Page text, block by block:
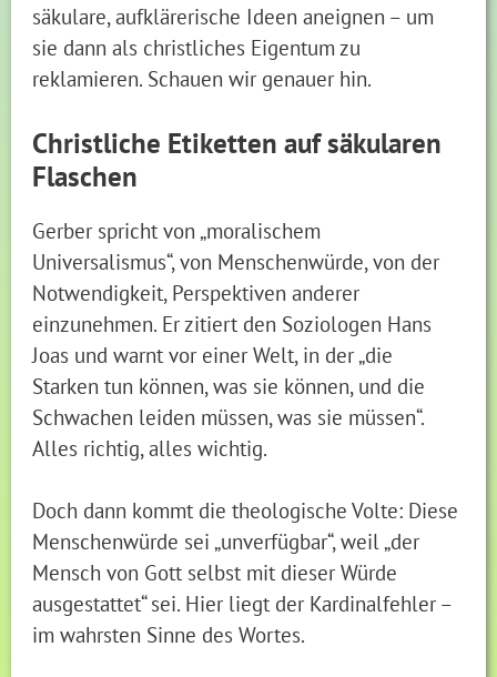
säkulare, aufklärerische Ideen aneignen – um
sie dann als christliches Eigentum zu
reklamieren. Schauen wir genauer hin.
Christliche Etiketten auf säkularen
Flaschen
Gerber spricht von „moralischem
Universalismus“, von Menschenwürde, von der
Notwendigkeit, Perspektiven anderer
einzunehmen. Er zitiert den Soziologen Hans
Joas und warnt vor einer Welt, in der „die
Starken tun können, was sie können, und die
Schwachen leiden müssen, was sie müssen“.
Alles richtig, alles wichtig.
Doch dann kommt die theologische Volte: Diese
Menschenwürde sei „unverfügbar“, weil „der
Mensch von Gott selbst mit dieser Würde
ausgestattet“ sei. Hier liegt der Kardinalfehler –
im wahrsten Sinne des Wortes.